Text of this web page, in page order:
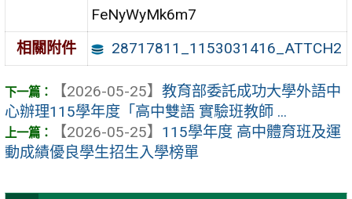
FeNyWyMk6m7
相關附件
28717811_1153031416_ATTCH2
【2026-05-25】 教育部委託成功大學外語中
心辦理115學年度「高中雙語 實驗班教師 ...
【2026-05-25】 115學年度 高中體育班及運
動成績優良學生招生入學榜單